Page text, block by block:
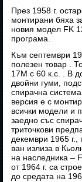
През 1958 г.
монтирани бяха
новия модел FK
програма.
Към септември
полезен товар .
17M с 60 к.с. . В
двойни гуми,
спирачна
версия е с
всички модели и
заедно със
триточкови
декември 1965
ван излиза в
на наследника –
от 1964 г. са
до средата на